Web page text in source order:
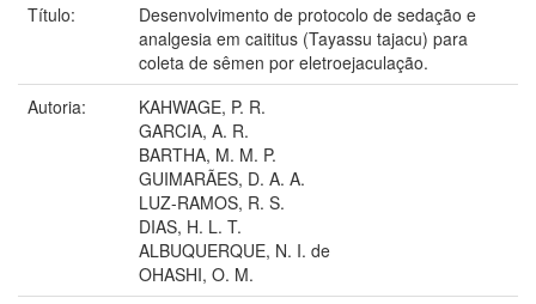
Título:
Desenvolvimento de protocolo de sedação e
analgesia em caititus (Tayassu tajacu) para
coleta de sêmen por eletroejaculação.
Autoria:
KAHWAGE, P. R.
GARCIA, A. R.
BARTHA, M. M. P.
GUIMARÃES, D. A. A.
LUZ-RAMOS, R. S.
DIAS, H. L. T.
ALBUQUERQUE, N. I. de
OHASHI, O. M.